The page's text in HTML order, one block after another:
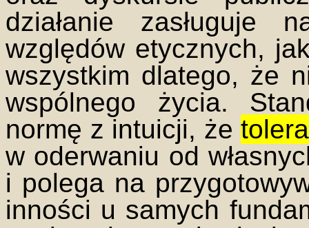
działanie
względów etycznych,
wszystkim dlatego, że
wspólnego życia.
normę z intuicji, że
w oderwaniu od
i polega na
inności u samych